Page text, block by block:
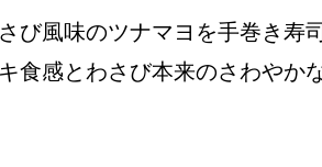
び風味のツナマヨを手巻き寿
食感とわさび本来のさわやか